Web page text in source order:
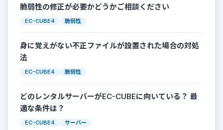
脆弱性の修正が必要かどうかご相談ください
EC-CUBE4 脆弱性
身に覚えがない不正ファイルが設置された場合の対処
法
EC-CUBE4 脆弱性
どのレンタルサーバーがEC-CUBEに向いている？ 最
適な条件は？
EC-CUBE4 サーバー